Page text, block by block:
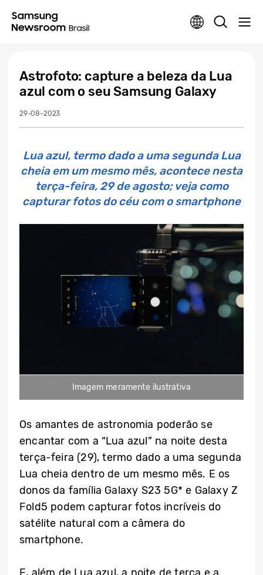
Astrofoto: capture a beleza da Lua
azul com o seu Samsung Galaxy
29-08-2023
Lua azul, termo dado a uma segunda Lua
cheia em um mesmo mês, acontece nesta
terça-feira, 29 de agosto; veja como
capturar fotos do céu com o smartphone
Imagem meramente ilustrativa
Os amantes de astronomia poderão se
encantar com a “Lua azul” na noite desta
terça-feira (29), termo dado a uma segunda
Lua cheia dentro de um mesmo mês. E os
donos da família Galaxy S23 5G* e Galaxy Z
Fold5 podem capturar fotos incríveis do
satélite natural com a câmera do
smartphone.